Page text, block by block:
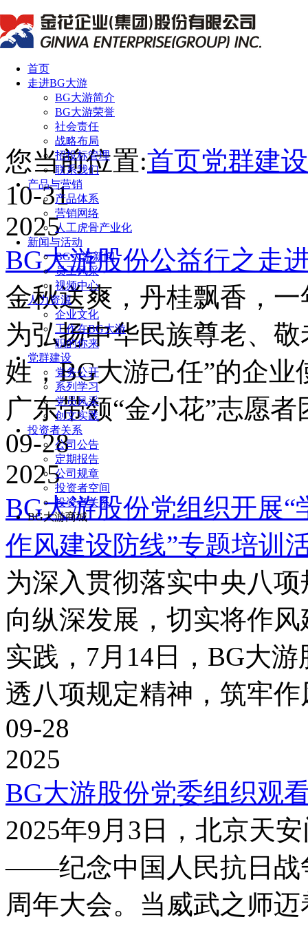
首页
走进BG大游
BG大游简介
BG大游荣誉
社会责任
战略布局
招投标管理
联系我们
产品与营销
产品体系
营销网络
人工虎骨产业化
新闻与活动
BG大游新闻
员工风采
视频中心
人力资源
企业文化
工作在BG大游
职的你来
党群建设
党务公开
系列学习
党员风采
创文实践
投资者关系
公司公告
定期报告
公司规章
投资者空间
投资者关系
BG大游商城
您当前位置:首页党群建设
10-31
2025
BG大游股份公益行之走
金秋送爽，丹桂飘香，
为弘扬中华民族尊老、
姓，BG大游己任”的企
广东带领“金小花”志愿
09-28
2025
BG大游股份党组织开展
作风建设防线”专题培训
为深入贯彻落实中央八
向纵深发展，切实将作
实践，7月14日，BG大
透八项规定精神，筑牢作
09-28
2025
BG大游股份党委组织观
2025年9月3日，北京天
——纪念中国人民抗日战
周年大会。当威武之师